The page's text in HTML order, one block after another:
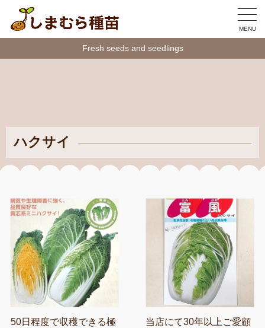
MENU
Fresh seeds and seedlings
ハクサイ
50日程度で収穫できる極
当店にて30年以上ご愛顧